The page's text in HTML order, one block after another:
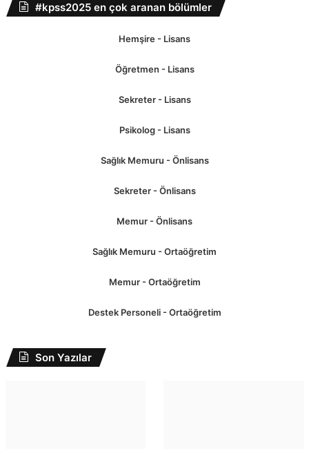
#kpss2025 en çok aranan bölümler
Hemşire - Lisans
Öğretmen - Lisans
Sekreter - Lisans
Psikolog - Lisans
Sağlık Memuru - Önlisans
Sekreter - Önlisans
Memur - Önlisans
Sağlık Memuru - Ortaöğretim
Memur - Ortaöğretim
Destek Personeli - Ortaöğretim
Son Yazılar